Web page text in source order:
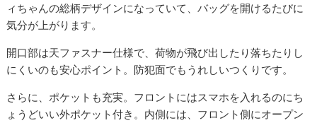
ィちゃんの総柄デザインになっていて、バッグを開けるたびに
気分が上がります。
開口部は天ファスナー仕様で、荷物が飛び出したり落ちたりし
にくいのも安心ポイント。防犯面でもうれしいつくりです。
さらに、ポケットも充実。フロントにはスマホを入れるのにち
ょうどいい外ポケット付き。内側には、フロント側にオープン